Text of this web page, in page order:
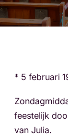
* 5 februari
feestelijk
van Julia.